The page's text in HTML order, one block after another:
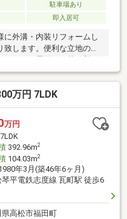
駐車場あり
即入居可
に外溝・内装リフォームし
します。便利な立地の物
万円 7LDK
万円
7LDK
392.96m2
104.03m2
年3月(築46年6ヶ月)
琴平電鉄志度線 瓦町駅 徒歩6
県高松市福田町